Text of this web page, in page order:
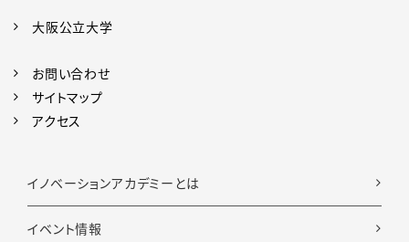
大阪公立大学
お問い合わせ
サイトマップ
アクセス
イノベーションアカデミーとは
イベント情報